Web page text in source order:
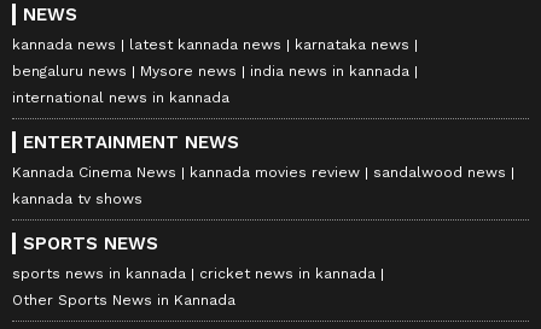
NEWS
kannada news latest kannada news
karnataka news
bengaluru news
Mysore news
india news in kannada
international news in kannada
ENTERTAINMENT NEWS
Kannada Cinema News kannada movies review
sandalwood news
kannada tv shows
SPORTS NEWS
sports news in kannada
cricket news in kannada
Other Sports News in Kannada